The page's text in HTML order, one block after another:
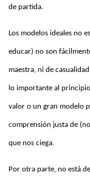
de partida.
Los modelos ideales no
educar) no son
maestra, ni de
lo importante al
valor o un gran modelo
comprensión justa de
que nos ciega.
Por otra parte, no está